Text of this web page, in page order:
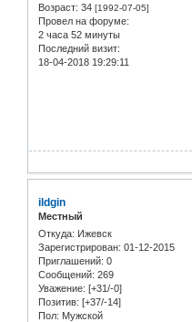
Возраст: 34 [1992-07-05]
Провел на форуме:
2 часа 52 минуты
Последний визит:
18-04-2018 19:29:11
ildgin
Местный
Откуда: Ижевск
Зарегистрирован: 01-12-2015
Приглашений: 0
Сообщений: 269
Уважение: [+31/-0]
Позитив: [+37/-14]
Пол: Мужской